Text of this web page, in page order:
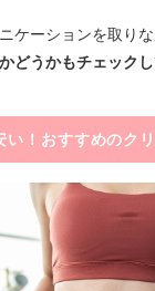
ケーションを取り
どうかもチェックし
い！おすすめのク